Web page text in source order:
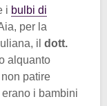
i bulbi di
per la
il dott.
alquanto
patire
i bambini